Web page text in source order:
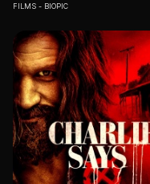
FILMS BIOPIC